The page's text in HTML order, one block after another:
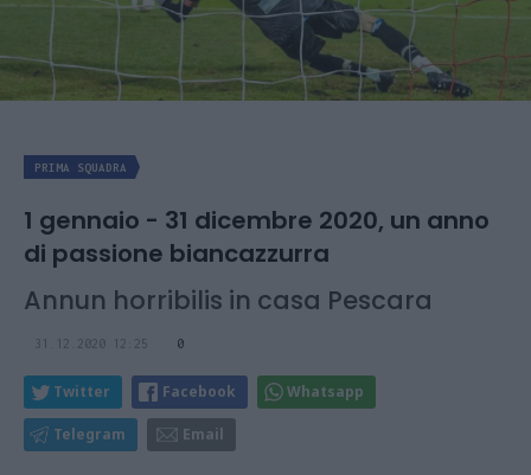
PRIMA SQUADRA
1 gennaio - 31 dicembre 2020, un anno
di passione biancazzurra
Annun horribilis in casa Pescara
31.12.2020 12:25 0
Twitter Facebook Whatsapp
Telegram Email